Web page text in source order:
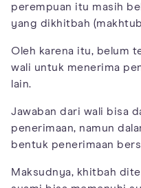
perempuan itu masih
yang dikhitbah
Oleh karena itu, belum
wali untuk menerima
lain.
Jawaban dari wali bisa
penerimaan, namun
bentuk penerimaan
Maksudnya, khitbah